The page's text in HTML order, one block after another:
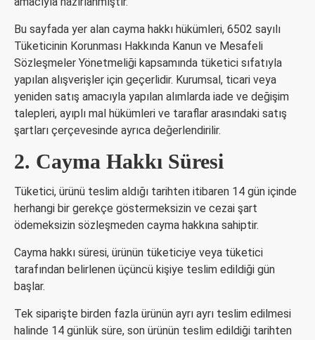
Bu sayfada yer alan cayma hakkı hükümleri, 6502 sayılı
Tüketicinin Korunması Hakkında Kanun ve Mesafeli
Sözleşmeler Yönetmeliği kapsamında tüketici sıfatıyla
yapılan alışverişler için geçerlidir. Kurumsal, ticari veya
yeniden satış amacıyla yapılan alımlarda iade ve değişim
talepleri, ayıplı mal hükümleri ve taraflar arasındaki satış
şartları çerçevesinde ayrıca değerlendirilir.
2. Cayma Hakkı Süresi
Tüketici, ürünü teslim aldığı tarihten itibaren 14 gün içinde
herhangi bir gerekçe göstermeksizin ve cezai şart
ödemeksizin sözleşmeden cayma hakkına sahiptir.
Cayma hakkı süresi, ürünün tüketiciye veya tüketici
tarafından belirlenen üçüncü kişiye teslim edildiği gün
başlar.
Tek siparişte birden fazla ürünün ayrı ayrı teslim edilmesi
halinde 14 günlük süre, son ürünün teslim edildiği tarihten